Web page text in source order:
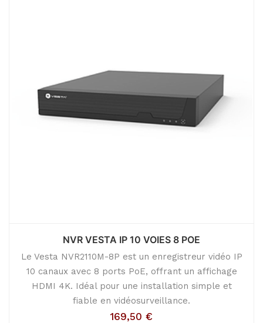
NVR VESTA IP 10 VOIES 8 POE
Le Vesta NVR2110M-8P est un enregistreur vidéo IP
10 canaux avec 8 ports PoE, offrant un affichage
HDMI 4K. Idéal pour une installation simple et
fiable en vidéosurveillance.
169,50 €